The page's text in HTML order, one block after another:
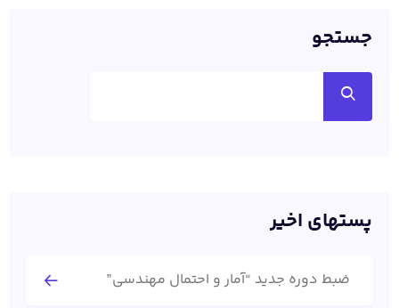
جستجو
پستهای اخیر
ضبط دوره جدید “آمار و احتمال مهندسی”